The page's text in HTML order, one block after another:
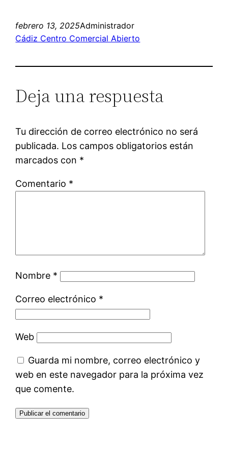
febrero 13, 2025Administrador
Cádiz Centro Comercial Abierto
Deja una respuesta
Tu dirección de correo electrónico no será
publicada. Los campos obligatorios están
marcados con *
Comentario *
Nombre *
Correo electrónico *
Web
Guarda mi nombre, correo electrónico y
web en este navegador para la próxima vez
que comente.